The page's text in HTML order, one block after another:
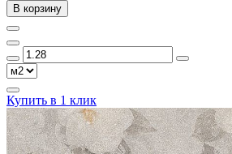
В корзину
Купить в 1 клик